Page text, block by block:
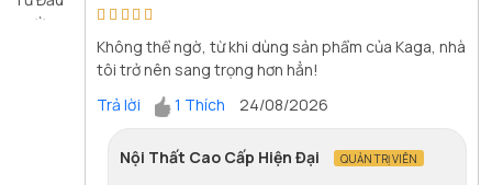
Không thể ngờ, từ khi dùng sản phẩm của Kaga, nhà
tôi trở nên sang trọng hơn hẳn!
Trả lời
1 Thích 24/08/2026
Nội Thất Cao Cấp Hiện Đại QUẢN TRỊ VIÊN